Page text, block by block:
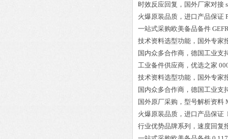
时效反应回复，国外厂家对接
火爆原装品质，进口产品保证
一站式采购欧美备品备件
技术资料选型功能，国外专家
国内众多合作商，德国工业支
工业备件供应商，优选之家
技术资料选型功能，国外专家
国内众多合作商，德国工业支
国外原厂采购，型号解析资料
火爆原装品质，进口产品保证
行业优势品牌系列，速度回复